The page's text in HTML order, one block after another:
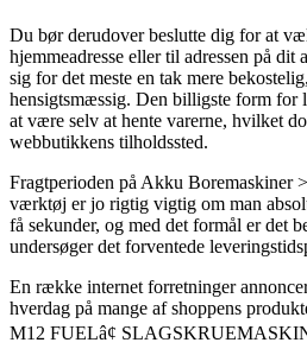
Du bør derudover beslutte dig for at
hjemmeadresse eller til adressen på dit
sig for det meste en tak mere
hensigtsmæssig. Den billigste form for
at være selv at hente varerne, hvilket
webbutikkens tilholdssted.
Fragtperioden på Akku
værktøj er jo rigtig vigtig om man
få sekunder, og med det formål er det
undersøger det forventede
En række internet forretninger
hverdag på mange af shoppens
M12 FUELâ¢